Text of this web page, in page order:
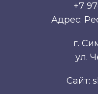
+7
Адрес:
г.
ул.
Сайт: